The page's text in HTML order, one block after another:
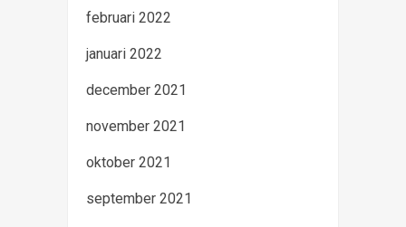
februari 2022
januari 2022
december 2021
november 2021
oktober 2021
september 2021